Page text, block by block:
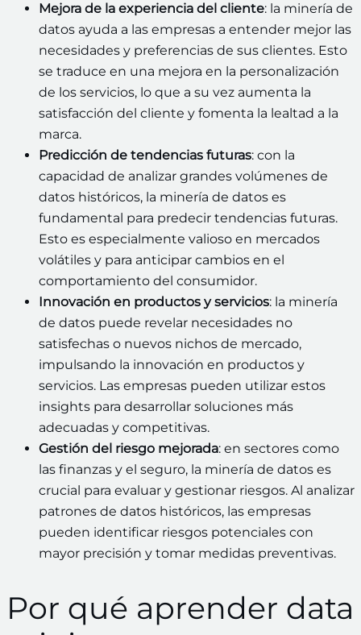
Mejora de la experiencia del cliente: la minería de
datos ayuda a las empresas a entender mejor las
necesidades y preferencias de sus clientes. Esto
se traduce en una mejora en la personalización
de los servicios, lo que a su vez aumenta la
satisfacción del cliente y fomenta la lealtad a la
marca.
Predicción de tendencias futuras: con la
capacidad de analizar grandes volúmenes de
datos históricos, la minería de datos es
fundamental para predecir tendencias futuras.
Esto es especialmente valioso en mercados
volátiles y para anticipar cambios en el
comportamiento del consumidor.
Innovación en productos y servicios: la minería
de datos puede revelar necesidades no
satisfechas o nuevos nichos de mercado,
impulsando la innovación en productos y
servicios. Las empresas pueden utilizar estos
insights para desarrollar soluciones más
adecuadas y competitivas.
Gestión del riesgo mejorada: en sectores como
las finanzas y el seguro, la minería de datos es
crucial para evaluar y gestionar riesgos. Al analizar
patrones de datos históricos, las empresas
pueden identificar riesgos potenciales con
mayor precisión y tomar medidas preventivas.
Por qué aprender data